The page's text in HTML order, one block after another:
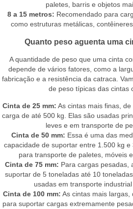
paletes, barris e objetos
8 a 15 metros: Recomendado para
como estruturas metálicas,
Quanto peso aguenta uma
A quantidade de peso que uma cinta
depende de vários fatores, como a
fabricação e a resistência da catraca.
de peso típicas das cintas
Cinta de 25 mm: As cintas mais finas,
carga de até 500 kg. Elas são usadas
leves e em transporte de
Cinta de 50 mm: Essa é uma das
capacidade de suportar entre 1.500 kg
para transporte de paletes, móveis
Cinta de 75 mm: Para cargas pesadas,
suportar de 5 toneladas até 10
usadas em transporte
Cinta de 100 mm: As cintas mais
para suportar cargas extremamente